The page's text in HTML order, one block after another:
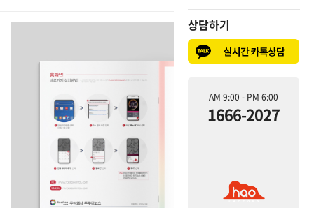
상담하기
AM 9:00 - PM 6:00
1666-2027
상담하기
AM 9:00 - PM 6:00
1666-2027